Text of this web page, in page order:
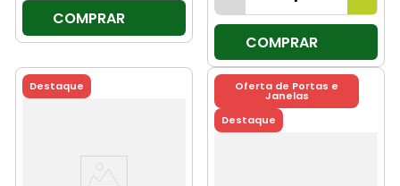
COMPRAR
COMPRAR
Destaque Oferta de Portas e
Janelas
Destaque